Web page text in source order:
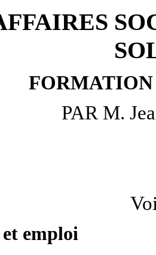
PAR M.
emploi